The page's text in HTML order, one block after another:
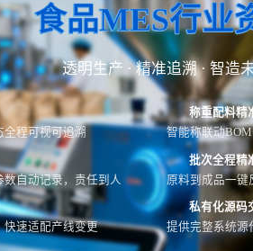
食品MES行业
透明生产 · 精准追溯 · 智造
程可视可追溯
称重配料精
智能称联动
自动记录，责任到人
批次全程精
原料到成品一键
快速适配产线变更
私有化源码
提供完整系统源